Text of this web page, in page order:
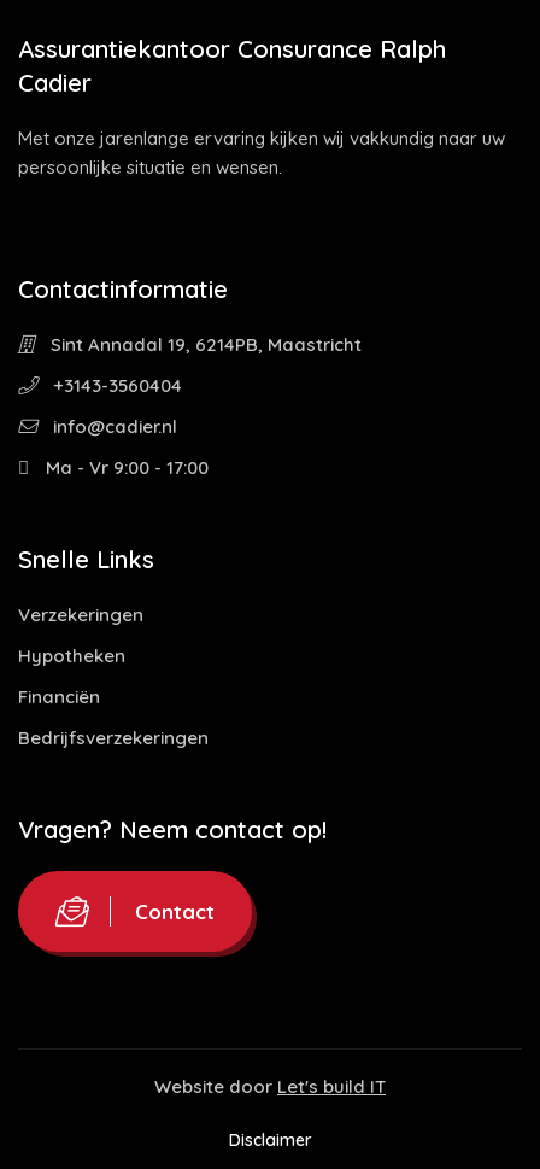
Assurantiekantoor Consurance Ralph
Cadier
Met onze jarenlange ervaring kijken wij vakkundig naar uw
persoonlijke situatie en wensen.
Contactinformatie
Sint Annadal 19, 6214PB, Maastricht
+3143-3560404
info@cadier.nl
Ma - Vr 9:00 - 17:00
Snelle Links
Verzekeringen
Hypotheken
Financiën
Bedrijfsverzekeringen
Vragen? Neem contact op!
Contact
Website door Let's build IT
Disclaimer